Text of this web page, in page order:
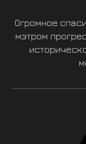
Огромное
мэтром